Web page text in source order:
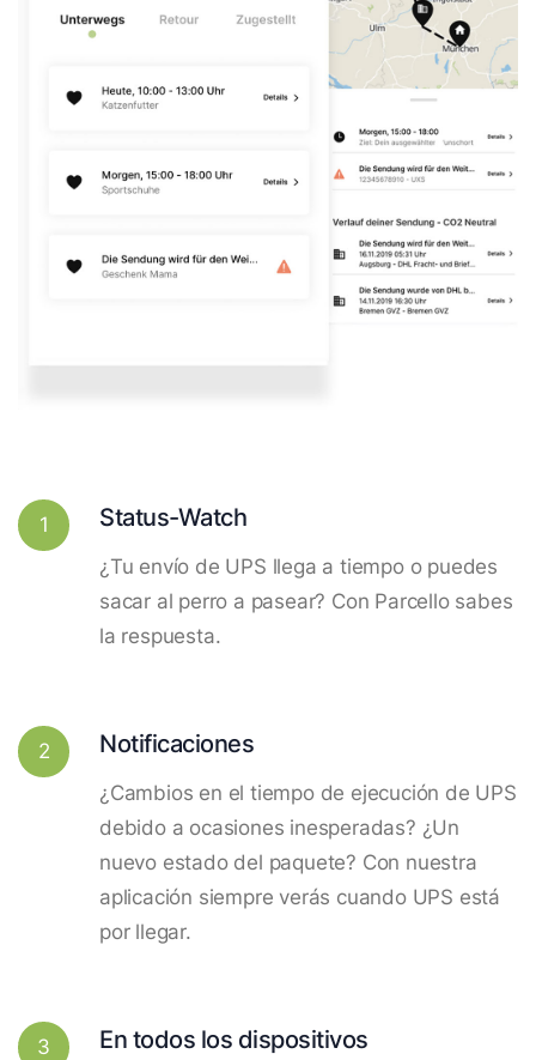
1 Status-Watch
¿Tu envío de UPS llega a tiempo o puedes
sacar al perro a pasear? Con Parcello sabes
la respuesta.
2 Notificaciones
¿Cambios en el tiempo de ejecución de UPS
debido a ocasiones inesperadas? ¿Un
nuevo estado del paquete? Con nuestra
aplicación siempre verás cuando UPS está
por llegar.
3 En todos los dispositivos